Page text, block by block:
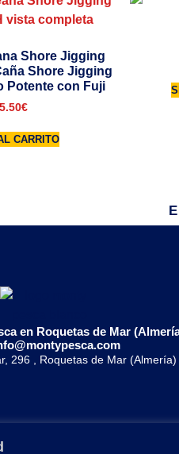
Shore Jigging
Shore Jigging
Potente con Fuji
€
CARRITO
en Roquetas de Mar
296 , Roquetas de Mar (Almería)